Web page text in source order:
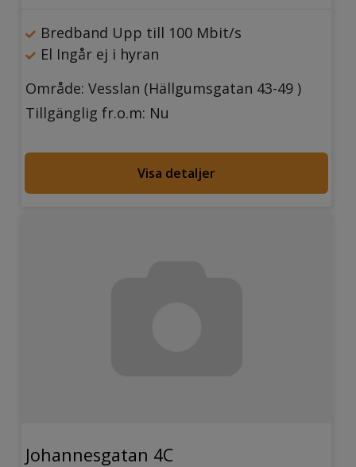
Bredband Upp till 100 Mbit/s
El Ingår ej i hyran
Område: Vesslan (Hällgumsgatan 43-49 )
Tillgänglig fr.o.m: Nu
Visa detaljer
Johannesgatan 4C